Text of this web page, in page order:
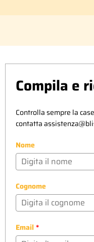
Compila e
Controlla sempre la
contatta
Nome
Cognome
Email*